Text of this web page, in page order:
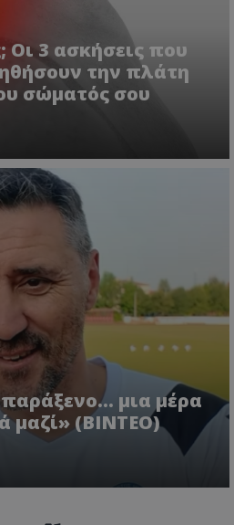
Οι 3 ασκήσεις που
την πλάτη
σώματός σου
παράξενο… μια μέρα
μαζί» (BINTEO)